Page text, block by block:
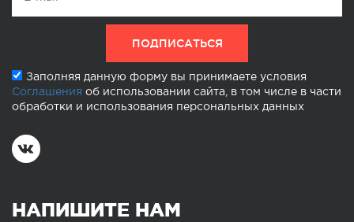
Заполняя данную форму вы принимаете условия
Соглашения об использовании сайта, в том числе в части
обработки и использования персональных данных
НАПИШИТЕ НАМ